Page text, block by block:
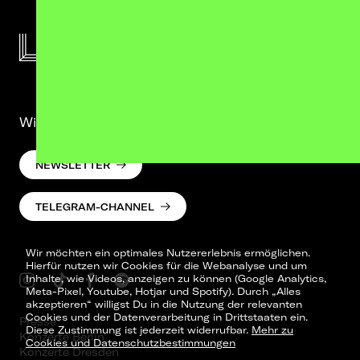
Wir möchten ein optimales Nutzererlebnis ermöglichen.
Hierfür nutzen wir Cookies für die Webanalyse und um
Inhalte, wie Videos, anzeigen zu können (Google Analytics,
Meta-Pixel, Youtube, Hotjar und Spotify). Durch „Alles
akzeptieren“ willigst Du in die Nutzung der relevanten
Cookies und der Datenverarbeitung in Drittstaaten ein.
Diese Zustimmung ist jederzeit widerrufbar. Mehr zu
Cookies und Datenschutzbestimmungen
Wir lassen was hören. Versprochen.
NEWSLETTER
TELEGRAM-CHANNEL
Presse
Konzerte Berlin
Konzerte Dresden